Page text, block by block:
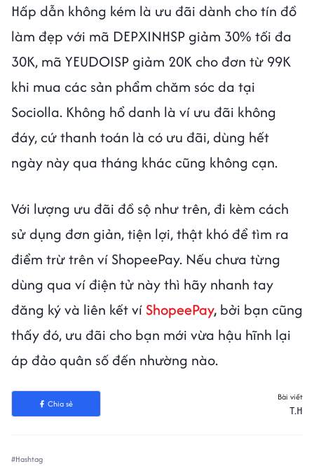
Hấp dẫn không kém là ưu đãi dành cho tín đồ
làm đẹp với mã DEPXINHSP giảm 30% tối đa
30K, mã YEUDOISP giảm 20K cho đơn từ 99K
khi mua các sản phẩm chăm sóc da tại
Sociolla. Không hổ danh là ví ưu đãi không
đáy, cứ thanh toán là có ưu đãi, dùng hết
ngày này qua tháng khác cũng không cạn.
Với lượng ưu đãi đồ sộ như trên, đi kèm cách
sử dụng đơn giản, tiện lợi, thật khó để tìm ra
điểm trừ trên ví ShopeePay. Nếu chưa từng
dùng qua ví điện tử này thì hãy nhanh tay
đăng ký và liên kết ví ShopeePay, bởi bạn cũng
thấy đó, ưu đãi cho bạn mới vừa hậu hĩnh lại
áp đảo quân số đến nhường nào.
Chia sẻ
Bài viết
T.H
#Hashtag